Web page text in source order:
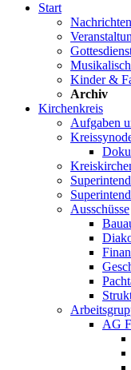
Start
Nachrichten
Kinder &
Archiv
Kirchenkreis
Aufgaben
Ausschüsse
AG